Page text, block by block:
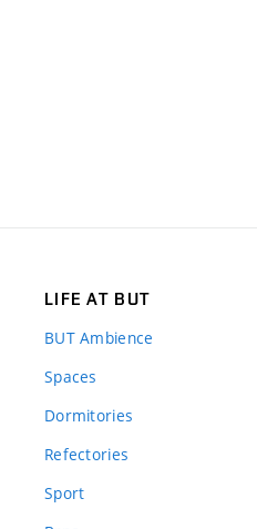
LIFE AT BUT
BUT Ambience
Spaces
Dormitories
Refectories
Sport